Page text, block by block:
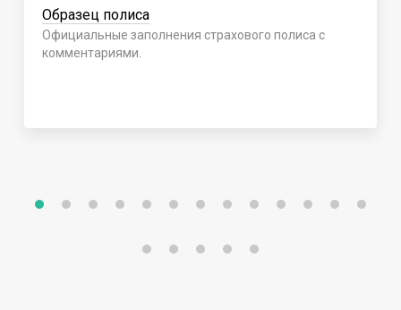
Образец полиса
Официальные заполнения страхового полиса с
комментариями.